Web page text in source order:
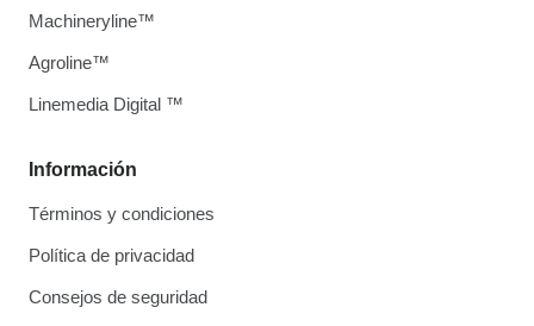
Información
Términos y condiciones
Política de privacidad
Consejos de seguridad
Machineryline™
Agroline™
Linemedia Digital ™